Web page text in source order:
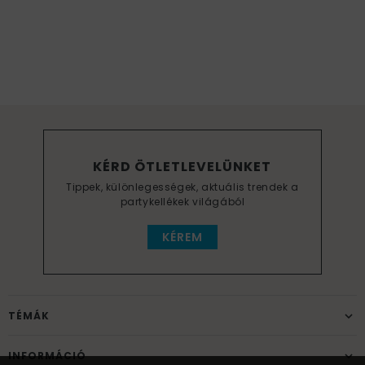
KÉRD ÖTLETLEVELÜNKET
Tippek, különlegességek, aktuális trendek a
partykellékek világából
KÉREM
TÉMÁK
INFORMÁCIÓ